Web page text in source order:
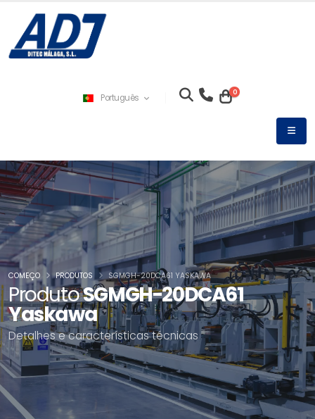
Português 0
ProdutoSGMGH-20DCA61
Yaskawa
Detalhes e características técnicas
COMEÇO PRODUTOS SGMGH-20DCA61 YASKAWA